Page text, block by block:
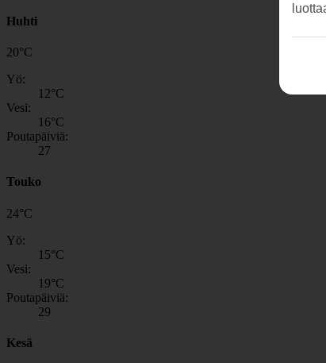
Huhti
20°C
Yö:
12°C
Vesi:
16°C
Poutapäiviä:
27
Touko
24°C
Yö:
15°C
Vesi:
19°C
Poutapäiviä:
29
Kesä